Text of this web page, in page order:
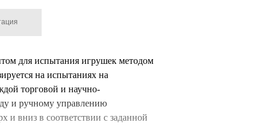
для испытания игрушек методом
на испытаниях на
торговой и научно-
и ручному управлению
и вниз в соответствии с заданной